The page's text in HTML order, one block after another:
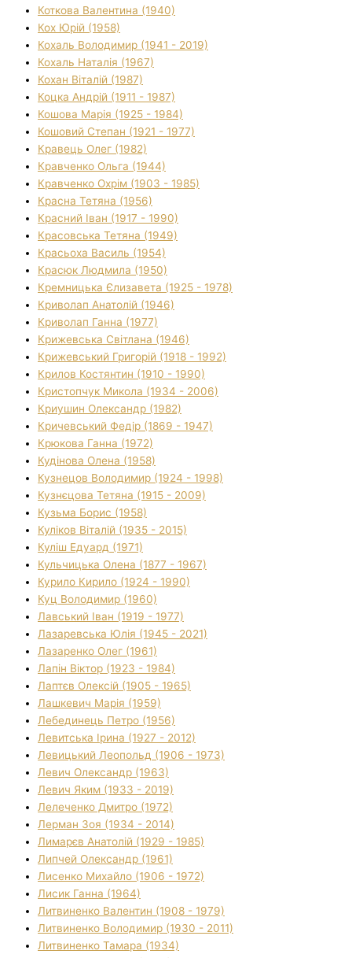
Коткова Валентина (1940)
Кох Юрій (1958)
Кохаль Володимир (1941 - 2019)
Кохаль Наталія (1967)
Кохан Віталій (1987)
Коцка Андрій (1911 - 1987)
Кошова Марія (1925 - 1984)
Кошовий Степан (1921 - 1977)
Кравець Олег (1982)
Кравченко Ольга (1944)
Кравченко Охрім (1903 - 1985)
Красна Тетяна (1956)
Красний Іван (1917 - 1990)
Красовська Тетяна (1949)
Красьоха Василь (1954)
Красюк Людмила (1950)
Кремницька Єлизавета (1925 - 1978)
Криволап Анатолій (1946)
Криволап Ганна (1977)
Крижевська Світлана (1946)
Крижевський Григорій (1918 - 1992)
Крилов Костянтин (1910 - 1990)
Кристопчук Микола (1934 - 2006)
Криушин Олександр (1982)
Кричевський Федір (1869 - 1947)
Крюкова Ганна (1972)
Кудінова Олена (1958)
Кузнецов Володимир (1924 - 1998)
Кузнєцова Тетяна (1915 - 2009)
Кузьма Борис (1958)
Куліков Віталій (1935 - 2015)
Куліш Едуард (1971)
Кульчицька Олена (1877 - 1967)
Курило Кирило (1924 - 1990)
Куц Володимир (1960)
Лавський Іван (1919 - 1977)
Лазаревська Юлія (1945 - 2021)
Лазаренко Олег (1961)
Лапін Віктор (1923 - 1984)
Лаптєв Олексій (1905 - 1965)
Лашкевич Марія (1959)
Лебединець Петро (1956)
Левитська Ірина (1927 - 2012)
Левицький Леопольд (1906 - 1973)
Левич Олександр (1963)
Левич Яким (1933 - 2019)
Лелеченко Дмитро (1972)
Лерман Зоя (1934 - 2014)
Лимарєв Анатолій (1929 - 1985)
Липчей Олександр (1961)
Лисенко Михайло (1906 - 1972)
Лисик Ганна (1964)
Литвиненко Валентин (1908 - 1979)
Литвиненко Володимир (1930 - 2011)
Литвиненко Тамара (1934)